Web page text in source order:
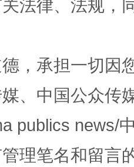
定
走
法律、法规，
，承担一切因
、中国公众传
publics news/
理笔名和留言